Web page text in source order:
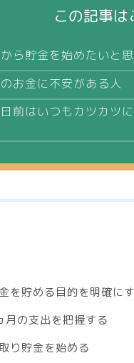
この記事
ら貯金を始めたいと
お金に不安がある人
前はいつもカツカツ
を貯める目的を明確に
月の支出を把握する
り貯金を始める